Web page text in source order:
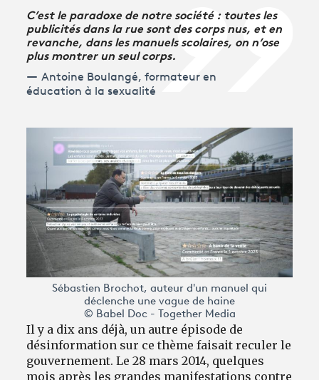
C’est le paradoxe de notre société : toutes les
publicités dans la rue sont des corps nus, et en
revanche, dans les manuels scolaires, on n’ose
plus montrer un seul corps.
Antoine Boulangé, formateur en
éducation à la sexualité
Sébastien Brochot, auteur d'un manuel qui
déclenche une vague de haine
© Babel Doc - Together Media
Il y a dix ans déjà, un autre épisode de
désinformation sur ce thème faisait reculer le
gouvernement. Le 28 mars 2014, quelques
mois après les grandes manifestations contre